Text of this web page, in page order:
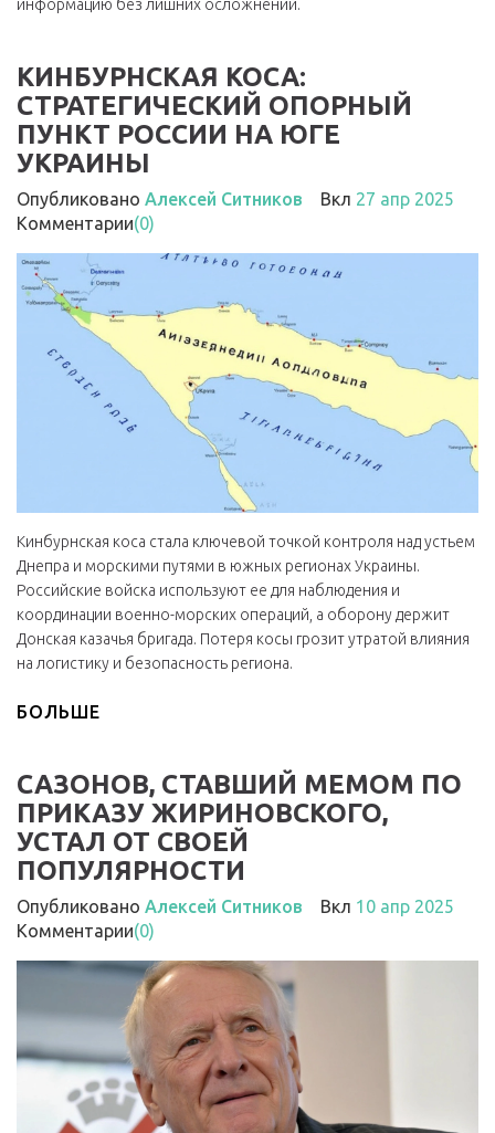
информацию без лишних осложнений.
КИНБУРНСКАЯ КОСА:
СТРАТЕГИЧЕСКИЙ ОПОРНЫЙ
ПУНКТ РОССИИ НА ЮГЕ
УКРАИНЫ
Опубликовано Алексей Ситников Вкл 27 апр 2025
Комментарии(0)
Кинбурнская коса стала ключевой точкой контроля над устьем
Днепра и морскими путями в южных регионах Украины.
Российские войска используют ее для наблюдения и
координации военно-морских операций, а оборону держит
Донская казачья бригада. Потеря косы грозит утратой влияния
на логистику и безопасность региона.
БОЛЬШЕ
САЗОНОВ, СТАВШИЙ МЕМОМ ПО
ПРИКАЗУ ЖИРИНОВСКОГО,
УСТАЛ ОТ СВОЕЙ
ПОПУЛЯРНОСТИ
Опубликовано Алексей Ситников Вкл 10 апр 2025
Комментарии(0)